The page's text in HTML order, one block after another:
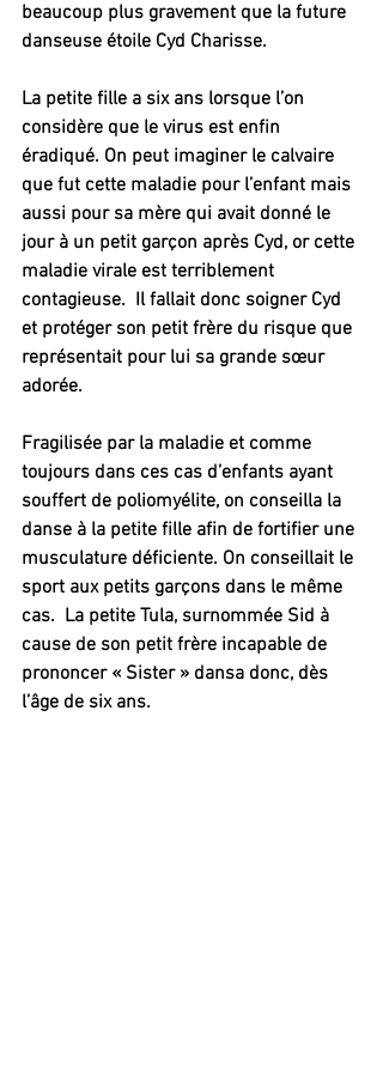
beaucoup plus gravement que la future
danseuse étoile Cyd Charisse.
La petite fille a six ans lorsque l’on
considère que le virus est enfin
éradiqué. On peut imaginer le calvaire
que fut cette maladie pour l’enfant mais
aussi pour sa mère qui avait donné le
jour à un petit garçon après Cyd, or cette
maladie virale est terriblement
contagieuse.  Il fallait donc soigner Cyd
et protéger son petit frère du risque que
représentait pour lui sa grande sœur
adorée.
Fragilisée par la maladie et comme
toujours dans ces cas d’enfants ayant
souffert de poliomyélite, on conseilla la
danse à la petite fille afin de fortifier une
musculature déficiente. On conseillait le
sport aux petits garçons dans le même
cas.  La petite Tula, surnommée Sid à
cause de son petit frère incapable de
prononcer « Sister » dansa donc, dès
l’âge de six ans.